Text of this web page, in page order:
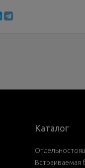
Каталог
Встраиваемая